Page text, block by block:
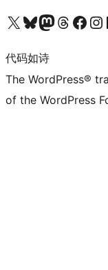
关注我们的 X（原 Twitter）账号访问我们的 Bluesky 账号关注我们的 Mastodon 账号访问我们的 Threads 账号 访问我们的 Facebook 公共主页关注我们的 Instagram 账号
代码如诗
The WordPress®
of the WordPress